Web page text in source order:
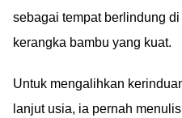
sebagai tempat berlindung
kerangka bambu yang kuat.
Untuk mengalihkan
lanjut usia, ia pernah